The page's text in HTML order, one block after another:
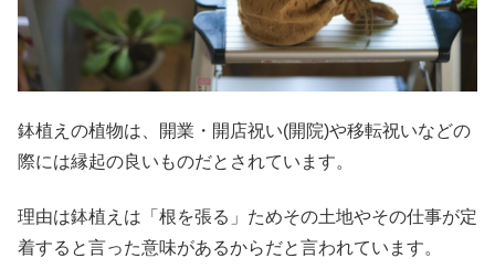
鉢植えの植物は、開業・開店祝い(開院)や移転祝いなどの
際には縁起の良いものだとされています。
理由は鉢植えは「根を張る」ためその土地やその仕事が定
着すると言った意味があるからだと言われています。